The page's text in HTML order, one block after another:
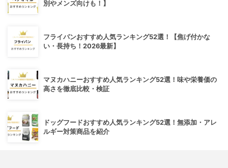
別やメンズ向けも！】
フライパンおすすめ人気ランキング52選！【焦げ付かな
い・長持ち！2026最新】
マヌカハニーおすすめ人気ランキング52選！味や栄養価の
高さを徹底比較・検証
ドッグフードおすすめ人気ランキング52選！無添加・アレ
ルギー対策商品を紹介